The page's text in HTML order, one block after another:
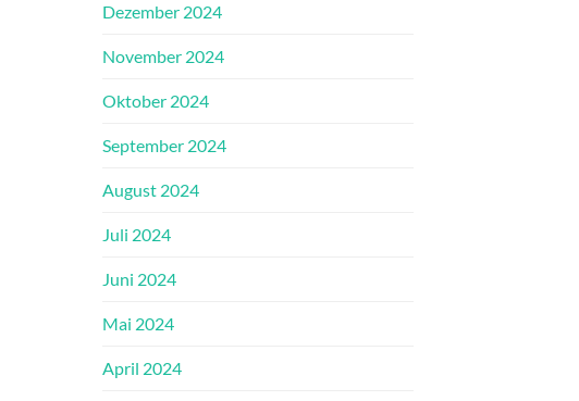
Dezember 2024
November 2024
Oktober 2024
September 2024
August 2024
Juli 2024
Juni 2024
Mai 2024
April 2024